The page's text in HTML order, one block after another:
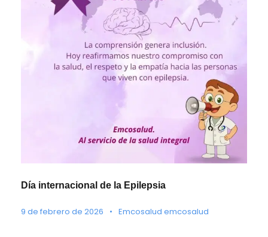
Día internacional de la Epilepsia
9 de febrero de 2026 • Emcosalud emcosalud